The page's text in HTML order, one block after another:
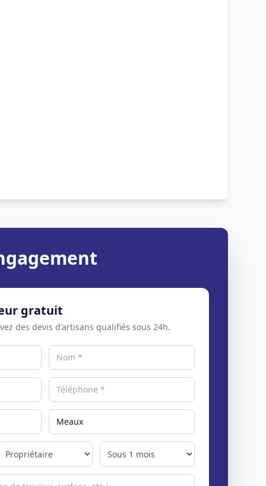
gratuit
des devis d'artisans qualifiés sous 24h.